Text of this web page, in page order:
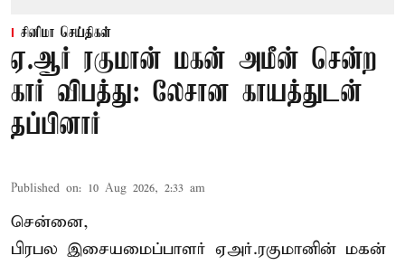
சினிமா செய்திகள்
ஏ.ஆர் ரகுமான் மகன் அமீன் சென்ற
கார் விபத்து: லேசான காயத்துடன்
தப்பினார்
Published on: 10 Aug 2026, 2:33 am
சென்னை,
பிரபல இசையமைப்பாளர் ஏஅர்.ரகுமானின் மகன்